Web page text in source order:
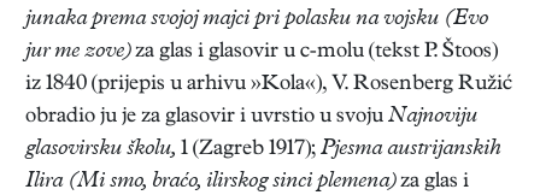
junaka prema svojoj majci pri polasku na vojsku (Evo
jur me zove)za glas i glasovir u c-molu (tekst P. Štoos)
iz 1840 (prijepis u arhivu »Kola«), V. Rosenberg Ružić
obradio ju je za glasovir i uvrstio u svoju Najnoviju
glasovirsku školu, 1 (Zagreb 1917); Pjesma austrijanskih
Ilira (Mi smo, braćo, ilirskog sinci plemena)za glas i